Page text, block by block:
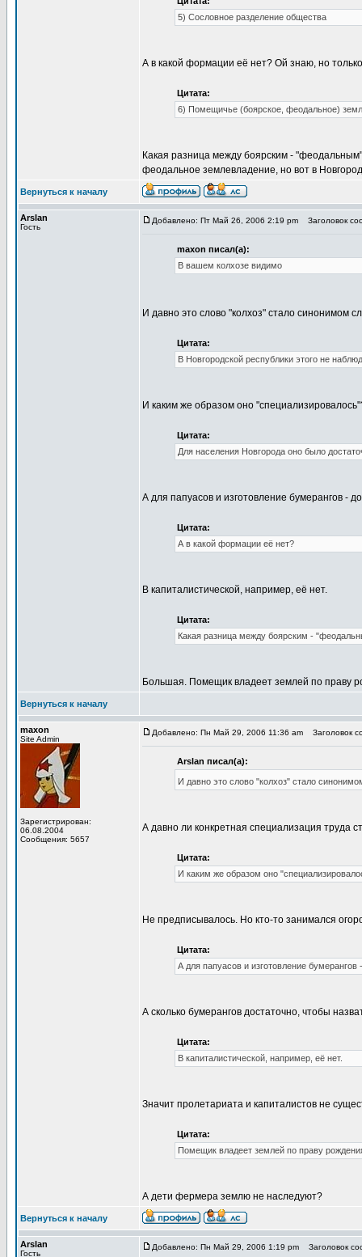
5) Сословное разделение общества
А в какой формации её нет? Ой знаю, но
Цитата:
6) Помещичье (боярское, феодальное)
Какая разница между боярским -
феодальное землевладение, но вот в
Вернуться к началу
Arslan
Гость
Добавлено: Пт Май 26, 2006 2:19 pm Заголовок
maxon писал(а):
В вашем колхозе видимо
И давно это слово "колхоз" стало синонимом
Цитата:
В Новгородской республики этого не
И каким же образом оно
Цитата:
Для населения Новгорода оно было
А для папуасов и изготовление бумерангов -
Цитата:
А в какой формации её нет?
В капиталистической, например, её нет.
Цитата:
Какая разница между боярским -
Большая. Помещик владеет землей по праву
Вернуться к началу
maxon
Site Admin
Зарегистрирован:
06.08.2004
Сообщения: 5657
Добавлено: Пн Май 29, 2006 11:36 am Заголовок
Arslan писал(а):
И давно это слово "колхоз" стало
А давно ли конкретная специализация труда
Цитата:
И каким же образом оно
Не предписывалось. Но кто-то занимался
Цитата:
А для папуасов и изготовление бумерангов
А сколько бумерангов достаточно, чтобы
Цитата:
В капиталистической, например, её нет.
Значит пролетариата и капиталистов не
Цитата:
Помещик владеет землей по праву
А дети фермера землю не наследуют?
Вернуться к началу
Arslan
Гость
Добавлено: Пн Май 29, 2006 1:19 pm Заголовок